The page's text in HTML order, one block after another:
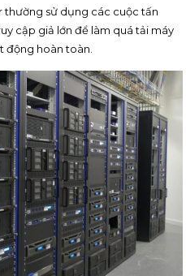
thường sử dụng các cuộc tấn
cập giả lớn để làm quá tải máy
động hoàn toàn.